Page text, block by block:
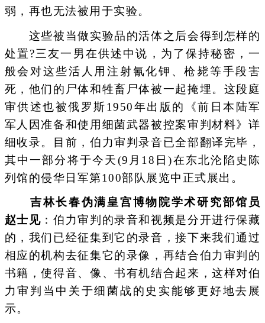
弱，再也无法被用于实验。
这些被当做实验品的活体之后会得到怎样的
处置?三友一男在供述中说，为了保持秘密，一
般会对这些活人用注射氰化钾、枪毙等手段害
死，他们的尸体和牲畜尸体被一起掩埋。这段庭
审供述也被俄罗斯1950年出版的《前日本陆军
军人因准备和使用细菌武器被控案审判材料》详
细收录。目前，伯力审判录音已全部翻译完毕，
其中一部分将于今天(9月18日)在东北沦陷史陈
列馆的侵华日军第100部队展览中正式展出。
吉林长春伪满皇宫博物院学术研究部馆员
赵士见 ：伯力审判的录音和视频是分开进行保藏
的，我们已经征集到它的录音，接下来我们通过
相应的机构去征集它的录像，再结合伯力审判的
书籍，使得音、像、书有机结合起来，这样对伯
力审判当中关于细菌战的史实能够更好地去展
示。